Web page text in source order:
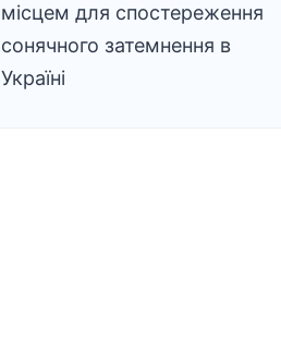
місцем для спостереження
сонячного затемнення в
Україні